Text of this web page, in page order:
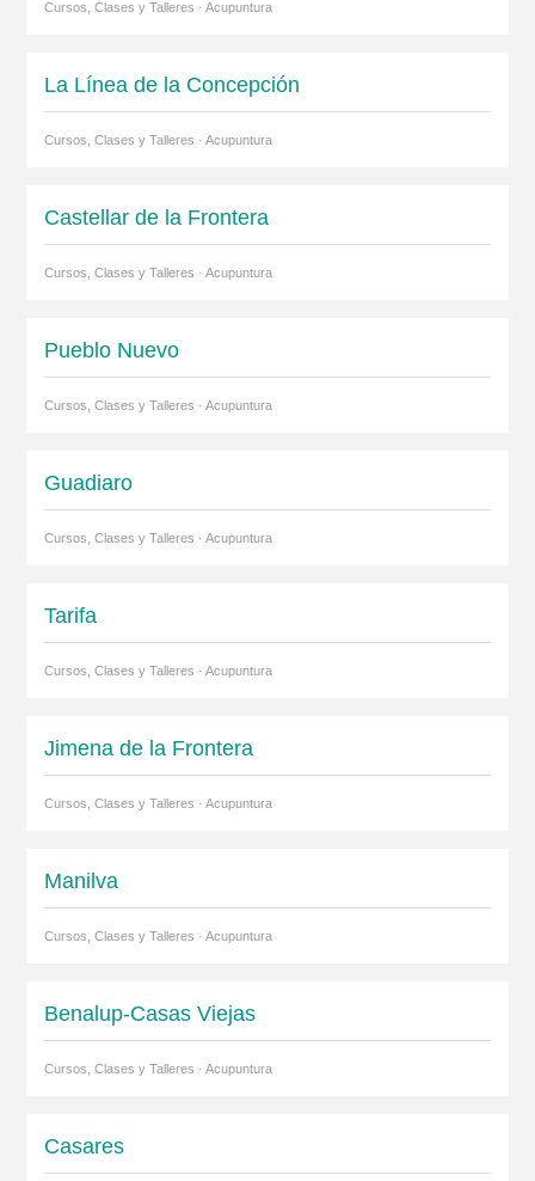
Cursos, Clases y Talleres · Acupuntura
La Línea de la Concepción
Cursos, Clases y Talleres · Acupuntura
Castellar de la Frontera
Cursos, Clases y Talleres · Acupuntura
Pueblo Nuevo
Cursos, Clases y Talleres · Acupuntura
Guadiaro
Cursos, Clases y Talleres · Acupuntura
Tarifa
Cursos, Clases y Talleres · Acupuntura
Jimena de la Frontera
Cursos, Clases y Talleres · Acupuntura
Manilva
Cursos, Clases y Talleres · Acupuntura
Benalup-Casas Viejas
Cursos, Clases y Talleres · Acupuntura
Casares